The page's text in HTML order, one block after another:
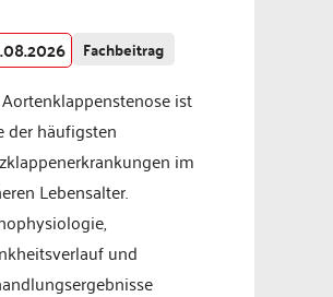
Fachbeitrag
ist
der häufigsten
im
Lebensalter.
und